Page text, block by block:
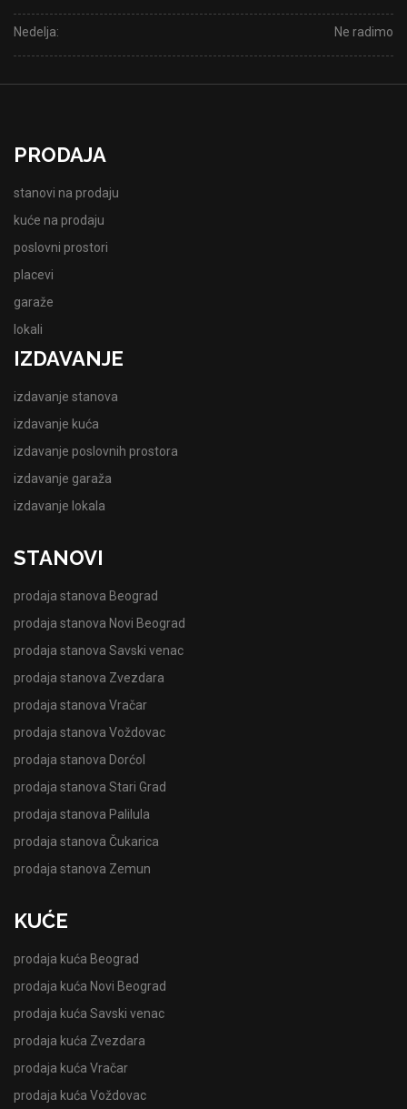
Nedelja: Ne radimo
PRODAJA
stanovi na prodaju
kuće na prodaju
poslovni prostori
placevi
garaže
lokali
IZDAVANJE
izdavanje stanova
izdavanje kuća
izdavanje poslovnih prostora
izdavanje garaža
izdavanje lokala
STANOVI
prodaja stanova Beograd
prodaja stanova Novi Beograd
prodaja stanova Savski venac
prodaja stanova Zvezdara
prodaja stanova Vračar
prodaja stanova Voždovac
prodaja stanova Dorćol
prodaja stanova Stari Grad
prodaja stanova Palilula
prodaja stanova Čukarica
prodaja stanova Zemun
KUĆE
prodaja kuća Beograd
prodaja kuća Novi Beograd
prodaja kuća Savski venac
prodaja kuća Zvezdara
prodaja kuća Vračar
prodaja kuća Voždovac